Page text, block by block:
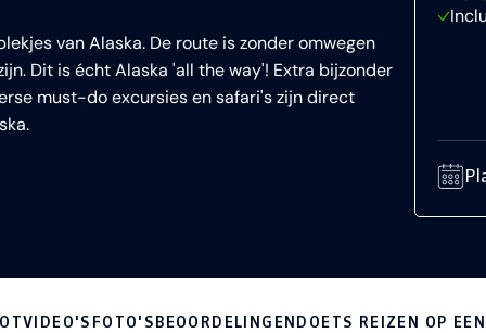
van Alaska. De route is zonder omwegen
Dit is écht Alaska 'all the way'! Extra bijzonder
must-do excursies en safari's zijn direct
VIDEO'S FOTO'SBEOORDELINGENDOETS REIZEN OP